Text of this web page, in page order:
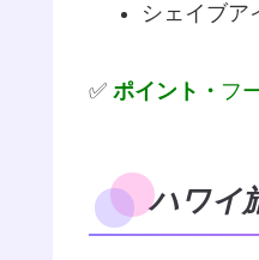
シェイブア
✅ ポイント・ フ
ハワイ